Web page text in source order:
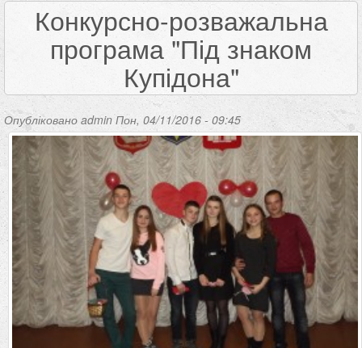
Конкурсно-розважальна
програма "Під знаком
Купідона"
Опубліковано admin Пон, 04/11/2016 - 09:45